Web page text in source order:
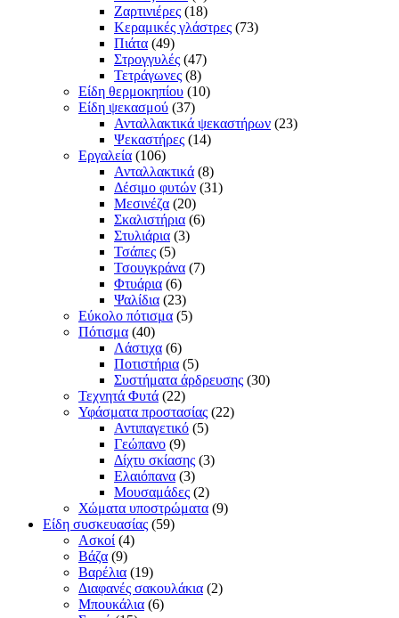
Ζαρτινιέρες (18)
Κεραμικές γλάστρες (73)
Πιάτα (49)
Στρογγυλές (47)
Τετράγωνες (8)
Είδη θερμοκηπίου (10)
Είδη ψεκασμού (37)
Ανταλλακτικά ψεκαστήρων (23)
Ψεκαστήρες (14)
Εργαλεία (106)
Ανταλλακτικά (8)
Δέσιμο φυτών (31)
Μεσινέζα (20)
Σκαλιστήρια (6)
Στυλιάρια (3)
Τσάπες (5)
Τσουγκράνα (7)
Φτυάρια (6)
Ψαλίδια (23)
Εύκολο πότισμα (5)
Πότισμα (40)
Λάστιχα (6)
Ποτιστήρια (5)
Συστήματα άρδρευσης (30)
Τεχνητά Φυτά (22)
Υφάσματα προστασίας (22)
Αντιπαγετικό (5)
Γεώπανο (9)
Δίχτυ σκίασης (3)
Ελαιόπανα (3)
Μουσαμάδες (2)
Χώματα υποστρώματα (9)
Είδη συσκευασίας (59)
Ασκοί (4)
Βάζα (9)
Βαρέλια (19)
Διαφανές σακουλάκια (2)
Μπουκάλια (6)